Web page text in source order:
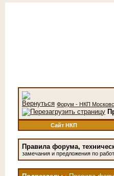
Форум - НКП
Сайт НКП
Правила форума,
замечания и предложения по